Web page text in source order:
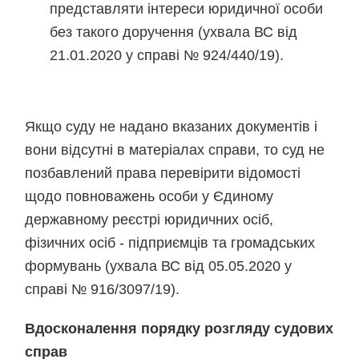
представляти інтереси юридичної особи
без такого доручення (ухвала ВС від
21.01.2020 у справі № 924/440/19).
Якщо суду не надано вказаних документів і
вони відсутні в матеріалах справи, то суд не
позбавлений права перевірити відомості
щодо повноважень особи у Єдиному
державному реєстрі юридичних осіб,
фізичних осіб - підприємців та громадських
формувань (ухвала ВС від 05.05.2020 у
справі № 916/3097/19).
Вдосконалення порядку розгляду судових
справ